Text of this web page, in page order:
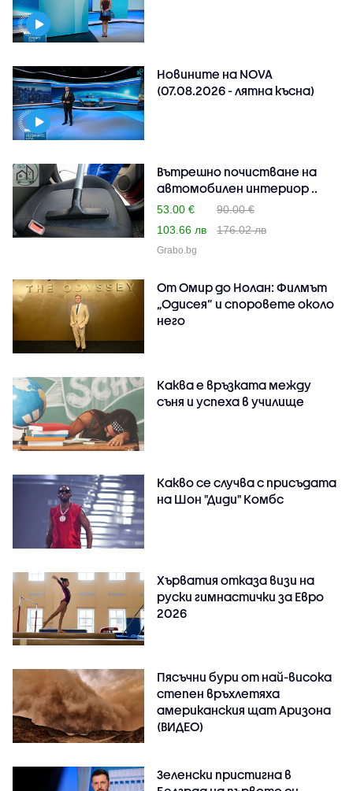
Новините на NOVA
(07.08.2026 - лятна късна)
Вътрешно почистване на
автомобилен интериор ..
53.00 €
90.00 €
103.66 лв
176.02 лв
Grabo.bg
От Омир до Нолан: Филмът
„Одисея” и споровете около
него
Каква е връзката между
съня и успеха в училище
Какво се случва с присъдата
на Шон "Диди" Комбс
Хърватия отказа визи на
руски гимнастички за Евро
2026
Пясъчни бури от най-висока
степен връхлетяха
американския щат Аризона
(ВИДЕО)
Зеленски пристигна в